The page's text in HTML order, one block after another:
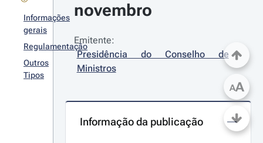
Informações
gerais
Regulamentação
Outros
Tipos
novembro
Emitente:
Presidência do Conselho de
Ministros
Informação da publicação
AA